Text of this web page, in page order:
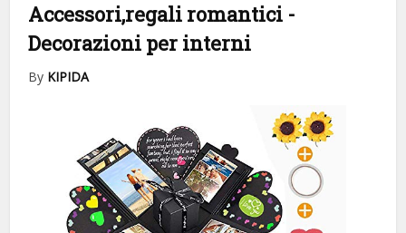
Accessori,regali romantici -
Decorazioni per interni
By KIPIDA